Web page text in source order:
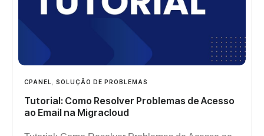
CPANEL SOLUÇÃO DE PROBLEMAS
Tutorial: Como Resolver Problemas de Acesso
ao Email na Migracloud